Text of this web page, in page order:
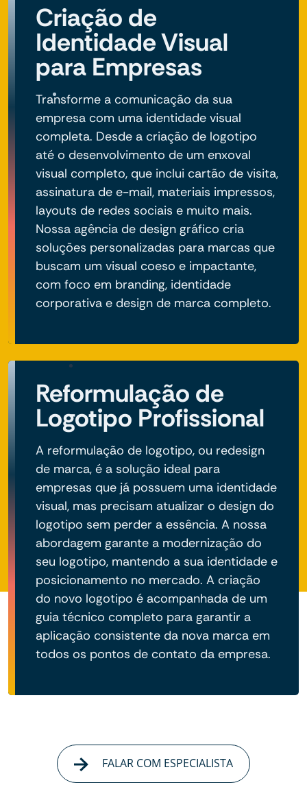
Criação de
Identidade Visual
para Empresas
Transforme a comunicação da sua
empresa com uma identidade visual
completa. Desde a criação de logotipo
até o desenvolvimento de um enxoval
visual completo, que inclui cartão de visita,
assinatura de e-mail, materiais impressos,
layouts de redes sociais e muito mais.
Nossa agência de design gráfico cria
soluções personalizadas para marcas que
buscam um visual coeso e impactante,
com foco em branding, identidade
corporativa e design de marca completo.
Reformulação de
Logotipo Profissional
A reformulação de logotipo, ou redesign
de marca, é a solução ideal para
empresas que já possuem uma identidade
visual, mas precisam atualizar o design do
logotipo sem perder a essência. A nossa
abordagem garante a modernização do
seu logotipo, mantendo a sua identidade e
posicionamento no mercado. A criação
do novo logotipo é acompanhada de um
guia técnico completo para garantir a
aplicação consistente da nova marca em
todos os pontos de contato da empresa.
FALAR COM ESPECIALISTA